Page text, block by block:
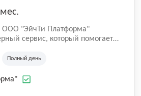
ООО "ЭйчТи Платформа"
сервис, который помогает
находить подходящих
на этапе подбора. Наш
Полный день